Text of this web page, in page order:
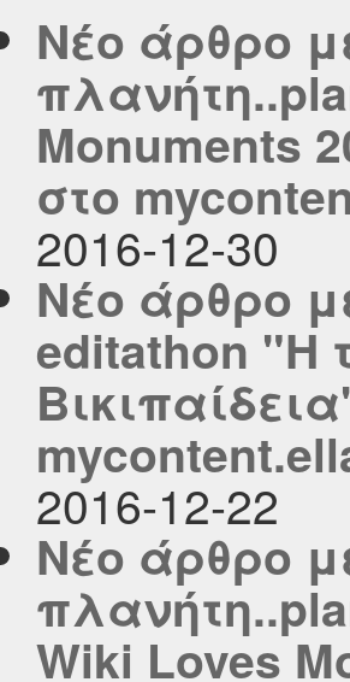
Νέο άρθρο
Monuments
στο
2016-12-30
Νέο άρθρο
editathon "H
2016-12-22
Νέο άρθρο
Wiki Loves